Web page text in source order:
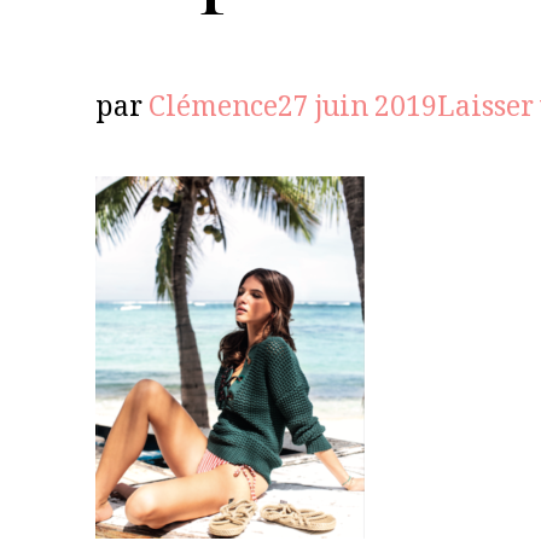
parClémence27 juin 2019